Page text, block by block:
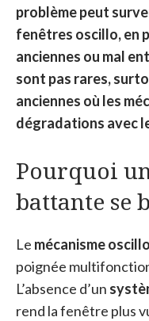
problème peut
fenêtres oscillo, en
anciennes ou mal
sont pas rares,
anciennes où les
dégradations avec
Pourquoi
battante se
Le mécanisme
poignée
L’absence d’un
rend la fenêtre plus